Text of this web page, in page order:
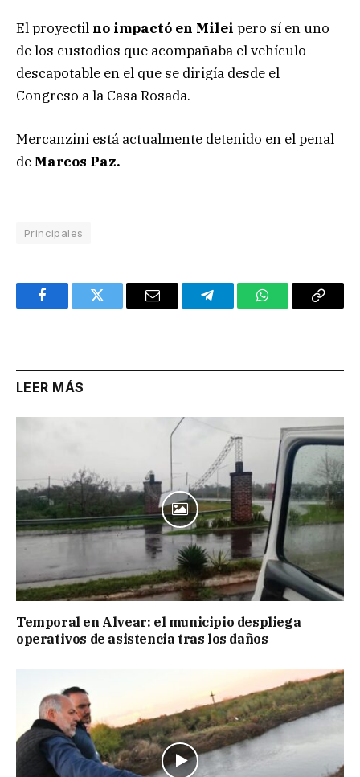
El proyectil no impactó en Milei pero sí en uno
de los custodios que acompañaba el vehículo
descapotable en el que se dirigía desde el
Congreso a la Casa Rosada.
Mercanzini está actualmente detenido en el penal
de Marcos Paz.
Principales
FacebookTwitter Email TelegramWhatsAppCopy
LEER MÁS
Temporal en Alvear: el municipio despliega
operativos de asistencia tras los daños